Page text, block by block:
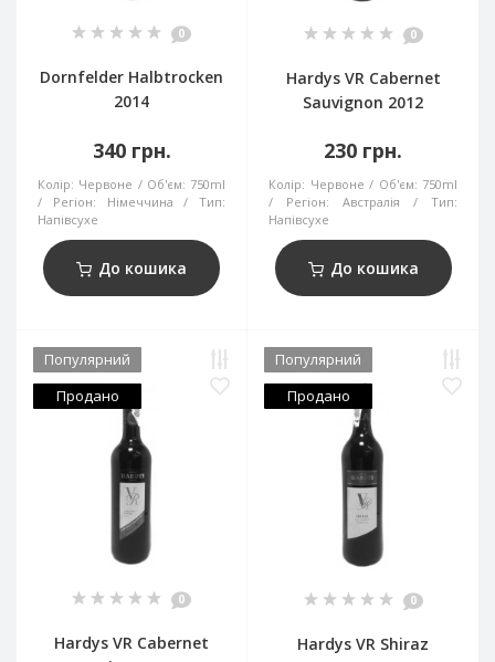
0
Dornfelder Halbtrocken
2014
340 грн.
Колір: Червоне Об'єм: 750ml
Регіон:
Німеччина
Тип:
Напівсухе
До кошика
0
Hardys VR Cabernet
Sauvignon 2012
230 грн.
Колір: Червоне Об'єм: 750ml
Регіон:
Австралія
Тип:
Напівсухе
До кошика
Популярний
Продано
0
Hardys VR Cabernet
Популярний
Продано
0
Hardys VR Shiraz